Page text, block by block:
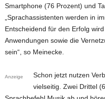
Smartphone (76 Prozent) und
„Sprachassistenten werden in
Entscheidend für den Erfolg
Anwendungen sowie die
sein“, so Meinecke.
Anzeige
Schon jetzt nutzen
vielseitig. Zwei Drittel